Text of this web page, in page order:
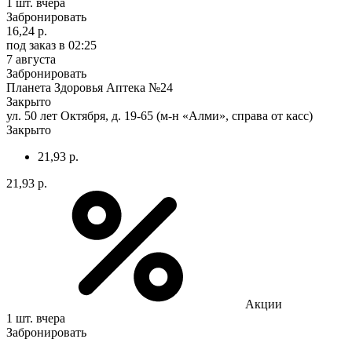
Забронировать
16,24 р.
под заказ в 02:25
7 августа
Забронировать
Планета Здоровья Аптека №24
Закрыто
ул. 50 лет Октября, д. 19-65 (м-н «Алми», справа от касс)
Закрыто
21,93 р.
21,93 р.
Акции
1 шт. вчера
Забронировать